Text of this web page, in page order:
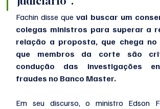
Fachin disse que vai buscar um
colegas ministros para superar a
relação a proposta, que chega no
que membros da corte são
condução das investigações
fraudes no Banco Master.
Em seu discurso, o ministro Edson